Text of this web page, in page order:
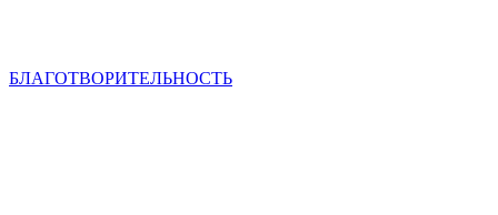
БЛАГОТВОРИТЕЛЬНОСТЬ